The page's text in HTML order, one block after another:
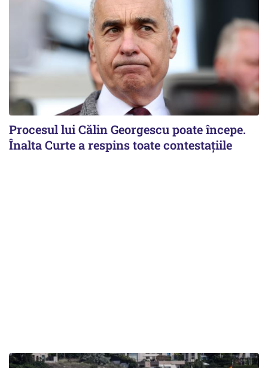
Procesul lui Călin Georgescu poate începe.
Înalta Curte a respins toate contestațiile